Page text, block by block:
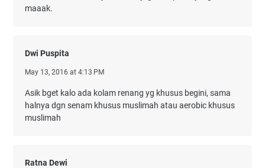
maaak.
Dwi Puspita
May 13, 2016 at 4:13 PM
Asik bget kalo ada kolam renang yg khusus begini, sama
halnya dgn senam khusus muslimah atau aerobic khusus
muslimah
Ratna Dewi